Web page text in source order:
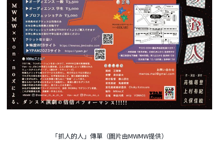
「抓人的人」傳單（圖片由MWMW提供）